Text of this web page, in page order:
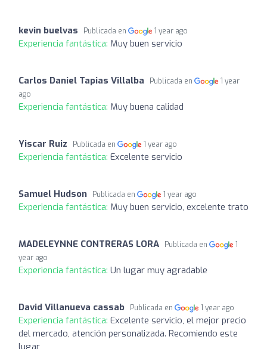
kevin buelvas Publicada en 1 year ago
Experiencia fantástica: Muy buen servicio
Carlos Daniel Tapias Villalba Publicada en
1 year
ago
Experiencia fantástica: Muy buena calidad
Yiscar Ruiz Publicada en 1 year ago
Experiencia fantástica: Excelente servicio
Samuel Hudson Publicada en 1 year ago
Experiencia fantástica: Muy buen servicio, excelente trato
MADELEYNNE CONTRERAS LORA Publicada en
1
year ago
Experiencia fantástica: Un lugar muy agradable
David Villanueva cassab Publicada en 1 year ago
Experiencia fantástica: Excelente servicio, el mejor precio
del mercado, atención personalizada. Recomiendo este
lugar